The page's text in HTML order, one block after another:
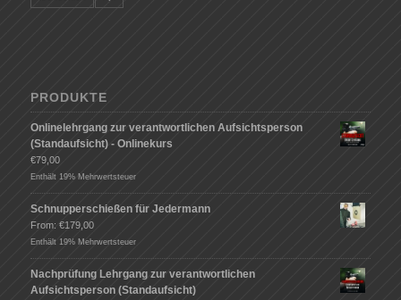
PRODUKTE
Onlinelehrgang zur verantwortlichen Aufsichtsperson
(Standaufsicht) - Onlinekurs
€79,00
Enthält 19% Mehrwertsteuer
Schnupperschießen für Jedermann
From: €179,00
Enthält 19% Mehrwertsteuer
Nachprüfung Lehrgang zur verantwortlichen
Aufsichtsperson (Standaufsicht)